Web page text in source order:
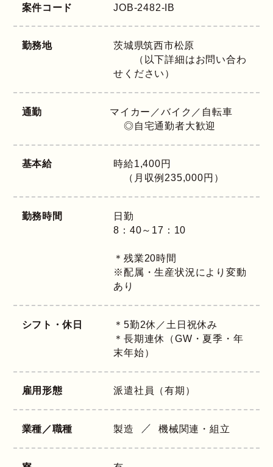
案件コード JOB-2482-IB
勤務地 茨城県筑西市松原
（以下詳細はお問い合わ
せください）
通勤
マイカー／バイク／自転車
◎自宅通勤者大歓迎
基本給
時給1,400円
（月収例235,000円）
勤務時間
日勤
8：40～17：10
＊残業20時間
※配属・生産状況により変動
あり
シフト・休日
＊5勤2休／土日祝休み
＊長期連休（GW・夏季・年
末年始）
雇用形態 派遣社員（有期）
業種／職種 製造 機械関連・組立